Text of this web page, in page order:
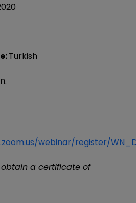
Turkish
webinar/register/
a certificate of